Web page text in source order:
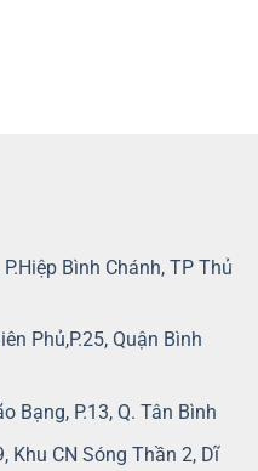
Bình Chánh, TP Thủ
Phủ,P.25, Quận Bình
Bạng, P.13, Q. Tân Bình
Khu CN Sóng Thần 2, Dĩ